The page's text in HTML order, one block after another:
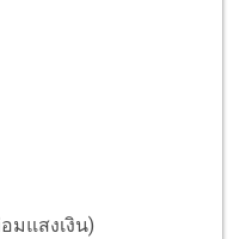
มแสงเงิน)